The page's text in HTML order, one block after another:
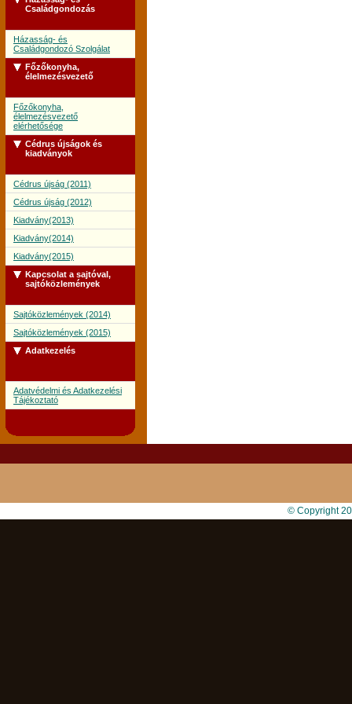
Családgondozás
Házasság- és
Családgondozó Szolgálat
Főzőkonyha,
élelmezésvezető
Főzőkonyha,
élelmezésvezető
elérhetősége
Cédrus újságok és
kiadványok
Cédrus újság (2011)
Cédrus újság (2012)
Kiadvány(2013)
Kiadvány(2014)
Kiadvány(2015)
Kapcsolat a sajtóval,
sajtóközlemények
Sajtóközlemények (2014)
Sajtóközlemények (2015)
Adatkezelés
Adatvédelmi és Adatkezelési
Tájékoztató
© Copyright